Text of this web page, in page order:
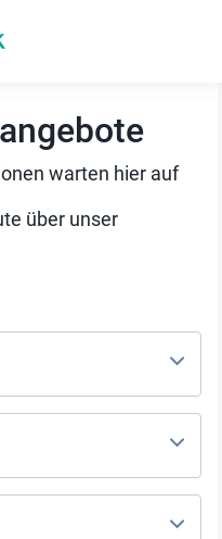
warten hier auf
über unser